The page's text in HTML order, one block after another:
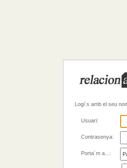
Logi´s amb el seu
Usuari:
Contrasenya:
Porta´m a...: